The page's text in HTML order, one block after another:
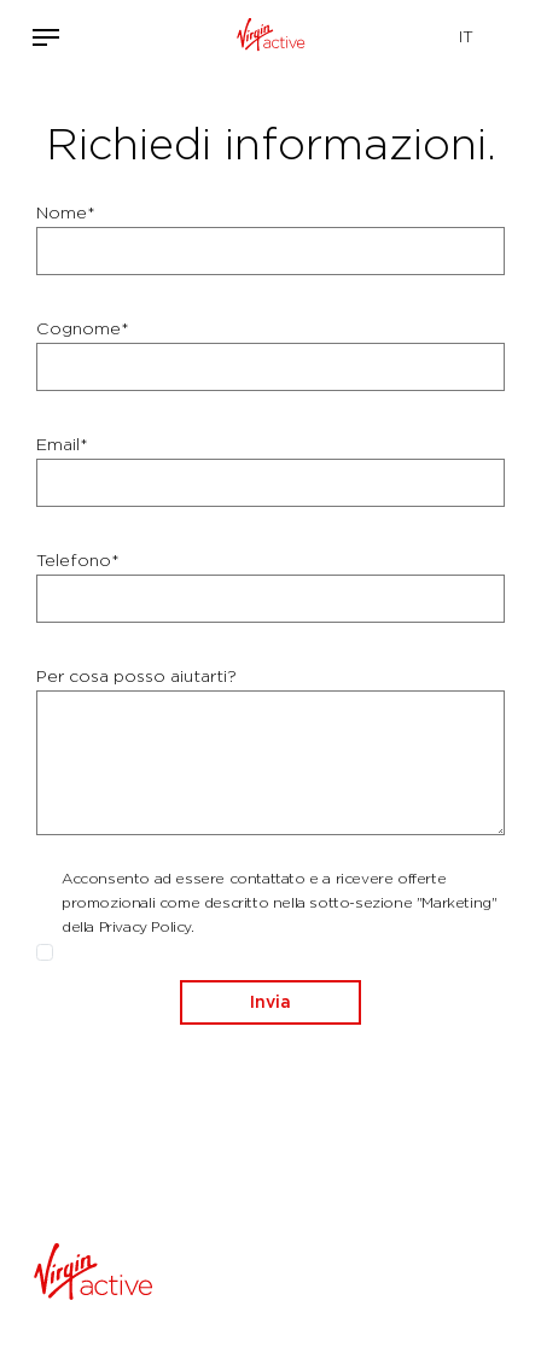
Richiedi informazioni.
Nome*
Cognome*
Email*
Telefono*
Per cosa posso aiutarti?
Acconsento ad essere contattato e a ricevere offerte
promozionali come descritto nella sotto-sezione "Marketing"
della Privacy Policy.
Invia